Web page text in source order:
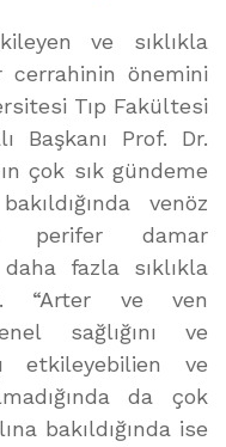
ve sıklıkla
önemini
Tıp Fakültesi
Başkanı Prof. Dr.
çok sık gündeme
venöz
perifer damar
fazla sıklıkla
“Arter ve ven
sağlığını ve
etkileyebilien ve
da çok
bakıldığında ise